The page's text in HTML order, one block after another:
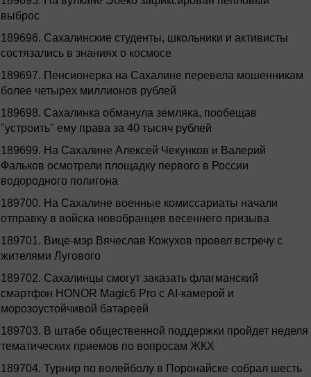
выброс
189696. Сахалинские студенты, школьники и активисты
состязались в знаниях о космосе
189697. Пенсионерка на Сахалине перевела мошенникам
более четырех миллионов рублей
189698. Сахалинка обманула земляка, пообещав
"устроить" ему права за 40 тысяч рублей
189699. На Сахалине Алексей Чекунков и Валерий
Фальков осмотрели площадку первого в России
водородного полигона
189700. На Сахалине военные комиссариаты начали
отправку в войска новобранцев весеннего призыва
189701. Вице-мэр Вячеслав Кожухов провел встречу с
жителями Лугового
189702. Сахалинцы смогут заказать флагманский
смартфон HONOR Magic6 Pro с AI-камерой и
морозоустойчивой батареей
189703. В штабе общественной поддержки пройдет неделя
тематических приемов по вопросам ЖКХ
189704. Турнир по волейболу в Поронайске собрал шесть